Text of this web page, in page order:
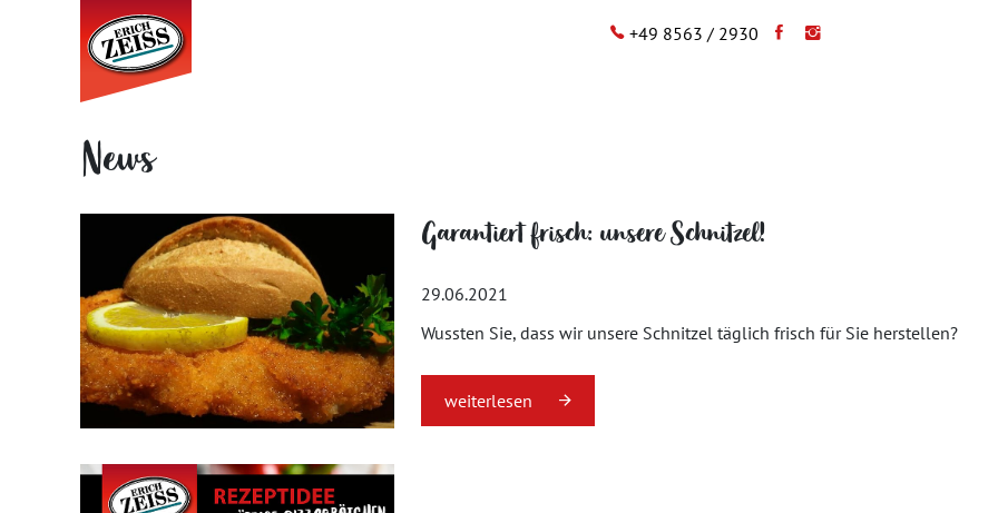
+49 8563 / 2930
News
Garantiert frisch: unsere Schnitzel!
29.06.2021
Wussten Sie, dass wir unsere Schnitzel täglich frisch für Sie herstellen?
weiterlesen